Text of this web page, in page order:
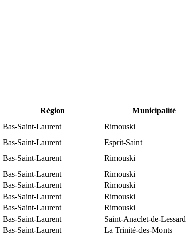
Région Municipalité
Bas-Saint-Laurent
Rimouski
Bas-Saint-Laurent
Esprit-Saint
Bas-Saint-Laurent
Rimouski
Bas-Saint-Laurent
Rimouski
Bas-Saint-Laurent
Rimouski
Bas-Saint-Laurent
Rimouski
Bas-Saint-Laurent
Rimouski
Bas-Saint-Laurent
Saint-Anaclet-de-Lessard
Bas-Saint-Laurent
La Trinité-des-Monts